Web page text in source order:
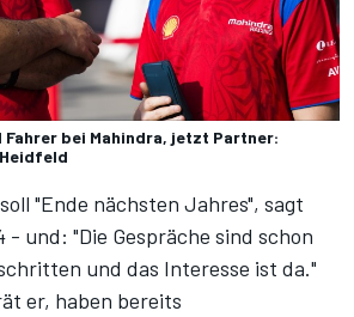
Fahrer bei Mahindra, jetzt Partner:
"Ende nächsten Jahres", sagt
- und: "Die Gespräche sind schon
und das Interesse ist da."
er, haben bereits